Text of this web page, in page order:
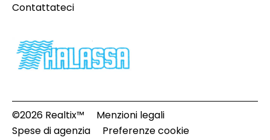
Contattateci
©2026 Realtix™
Menzioni legali
Spese di agenzia
Preferenze cookie